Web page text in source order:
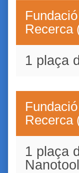
Recerca
1 plaça
Recerca
1 plaça